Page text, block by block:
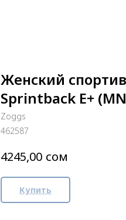
Женский
Sprintback E+
Zoggs
462587
4245,00 сом
Купить